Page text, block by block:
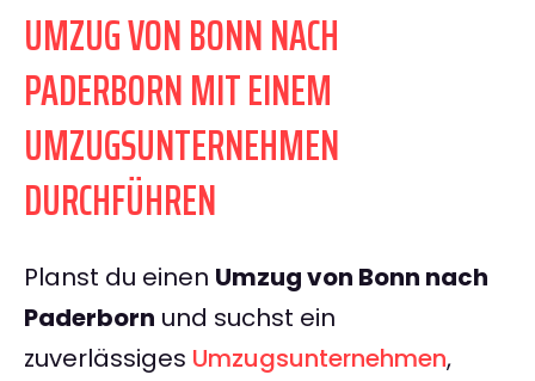
UMZUG VON BONN NACH
PADERBORN MIT EINEM
UMZUGSUNTERNEHMEN
DURCHFÜHREN
Planst du einen Umzug von Bonn nach
Paderborn und suchst ein
zuverlässiges Umzugsunternehmen,